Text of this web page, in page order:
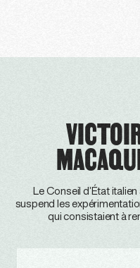
Le Conseil d’État
suspend les
qui consistaient à